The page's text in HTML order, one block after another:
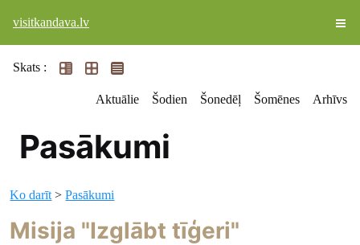
visitkandava.lv
Skats :
Aktuālie Šodien Šonedēļ Šomēnes Arhīvs
Pasākumi
Ko darīt >Pasākumi
Misija "Izglābt tīģeri"